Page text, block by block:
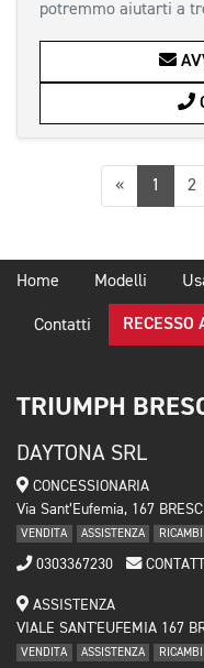
potremmo aiutarti a
«Precedente
1 2
Home Modelli
Contatti RECESSO
TRIUMPH
DAYTONA SRL
CONCESSIONARIA
Via Sant’Eufemia, 167
VENDITA ASSISTENZA RICAMBI
0303367230
ASSISTENZA
VIALE SANT'EUFEMIA 167
VENDITA ASSISTENZA RICAMBI